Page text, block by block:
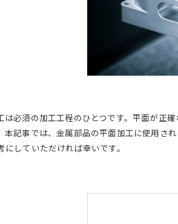
必須の加工工程のひとつです。平面が正
本記事では、金属部品の平面加工に使用さ
していただければ幸いです。